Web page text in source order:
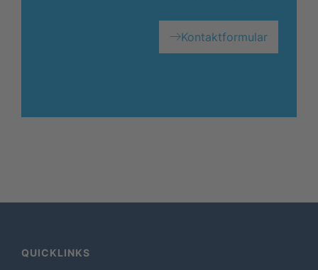
Kontaktformular
QUICKLINKS